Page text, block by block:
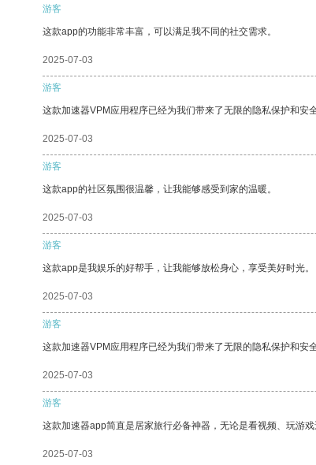
游客
这款app的功能非常丰富，可以满足我不同的社交需求。
2025-07-03
游客
这款加速器VPM应用程序已经为我们带来了无限的隐私保护和安全
2025-07-03
游客
这款app的社区氛围很温馨，让我能够感受到家的温暖。
2025-07-03
游客
这款app是我娱乐的好帮手，让我能够放松身心，享受美好时光。
2025-07-03
游客
这款加速器VPM应用程序已经为我们带来了无限的隐私保护和安全
2025-07-03
游客
这款加速器app简直是居家旅行必备神器，无论是看视频、玩游
2025-07-03